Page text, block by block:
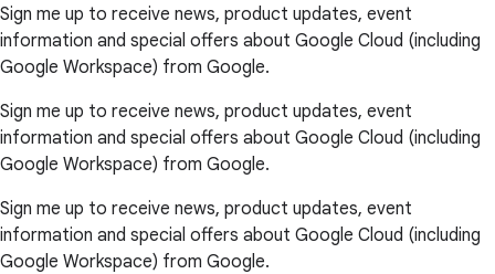
Sign me up to receive news, product updates, event
information and special offers about Google Cloud (including
Google Workspace) from Google.
Sign me up to receive news, product updates, event
information and special offers about Google Cloud (including
Google Workspace) from Google.
Sign me up to receive news, product updates, event
information and special offers about Google Cloud (including
Google Workspace) from Google.